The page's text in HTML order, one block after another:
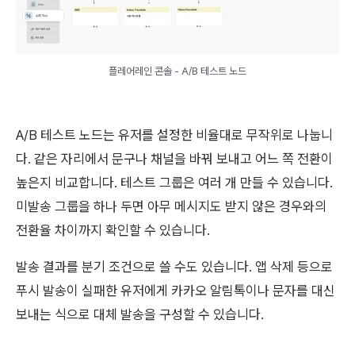
플레어레인 콘솔 - A/B 테스트 노드
A/B 테스트 노드는 유저를 설정한 비율대로 무작위로 나눕니
다. 같은 자리에서 문구나 채널을 바꿔 보내고 어느 쪽 전환이
높은지 비교합니다. 테스트 그룹은 여러 개 만들 수 있습니다.
미발송 그룹을 하나 두면 아무 메시지도 받지 않은 경우와의
전환율 차이까지 확인할 수 있습니다.
발송 결과를 분기 조건으로 쓸 수도 있습니다. 앱 삭제 등으로
푸시 발송이 실패한 유저에게 카카오 알림톡이나 문자를 대신
보내는 식으로 대체 발송을 구성할 수 있습니다.